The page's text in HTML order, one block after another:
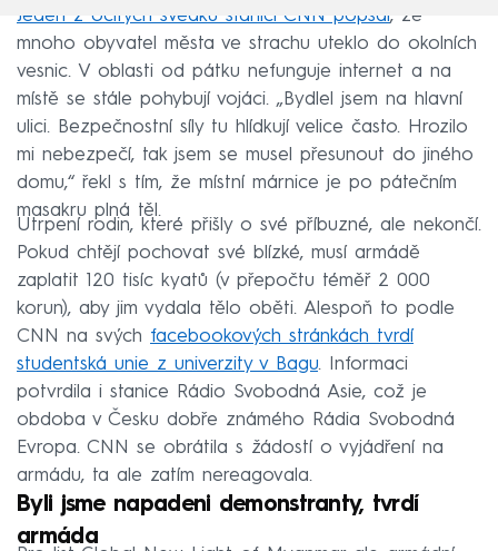
Jeden z očitých svědků stanici CNN popsal, že
mnoho obyvatel města ve strachu uteklo do okolních
vesnic. V oblasti od pátku nefunguje internet a na
místě se stále pohybují vojáci. „Bydlel jsem na hlavní
ulici. Bezpečnostní síly tu hlídkují velice často. Hrozilo
mi nebezpečí, tak jsem se musel přesunout do jiného
domu,“ řekl s tím, že místní márnice je po pátečním
masakru plná těl.
Utrpení rodin, které přišly o své příbuzné, ale nekončí.
Pokud chtějí pochovat své blízké, musí armádě
zaplatit 120 tisíc kyatů (v přepočtu téměř 2 000
korun), aby jim vydala tělo oběti. Alespoň to podle
CNN na svých facebookových stránkách tvrdí
studentská unie z univerzity v Bagu. Informaci
potvrdila i stanice Rádio Svobodná Asie, což je
obdoba v Česku dobře známého Rádia Svobodná
Evropa. CNN se obrátila s žádostí o vyjádření na
armádu, ta ale zatím nereagovala.
Byli jsme napadeni demonstranty, tvrdí
armáda